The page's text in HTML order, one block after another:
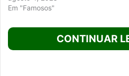
Em "Famosos"
CONTINUAR